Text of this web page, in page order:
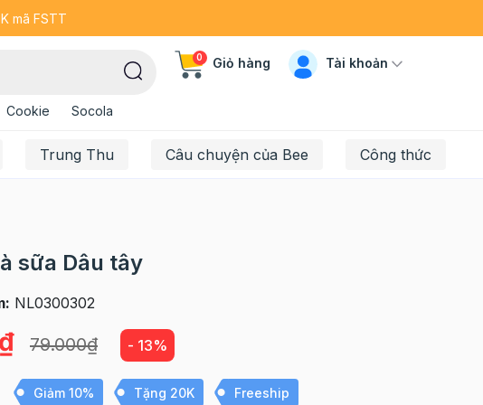
mã FSTT
Cookie Socola
0 Giỏ hàng Tài khoản
Trung Thu Câu chuyện của Bee Công thức
sữa Dâu tây
NL0300302
79.000₫ - 13%
Giảm 10% Tặng 20K Freeship